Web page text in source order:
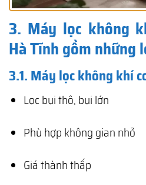
3. Máy lọc không
Hà Tĩnh gồm những
3.1. Máy lọc không khí
Lọc bụi thô, bụi lớn
Phù hợp không gian nhỏ
Giá thành thấp